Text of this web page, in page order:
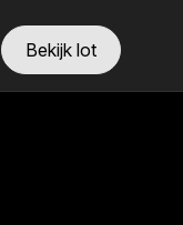
Bekijk lot